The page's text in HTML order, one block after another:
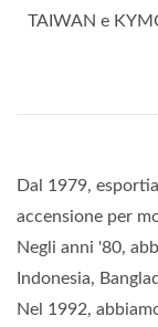
TAIWAN e
Dal 1979,
accensione per
Negli anni '80,
Indonesia,
Nel 1992,